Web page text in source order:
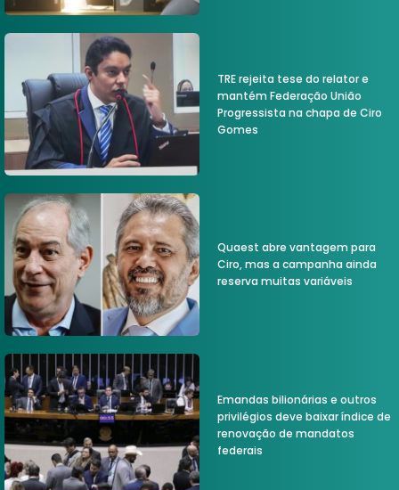
TRE rejeita tese do relator e
mantém Federação União
Progressista na chapa de Ciro
Gomes
Quaest abre vantagem para
Ciro, mas a campanha ainda
reserva muitas variáveis
Emandas bilionárias e outros
privilégios deve baixar índice de
renovação de mandatos
federais